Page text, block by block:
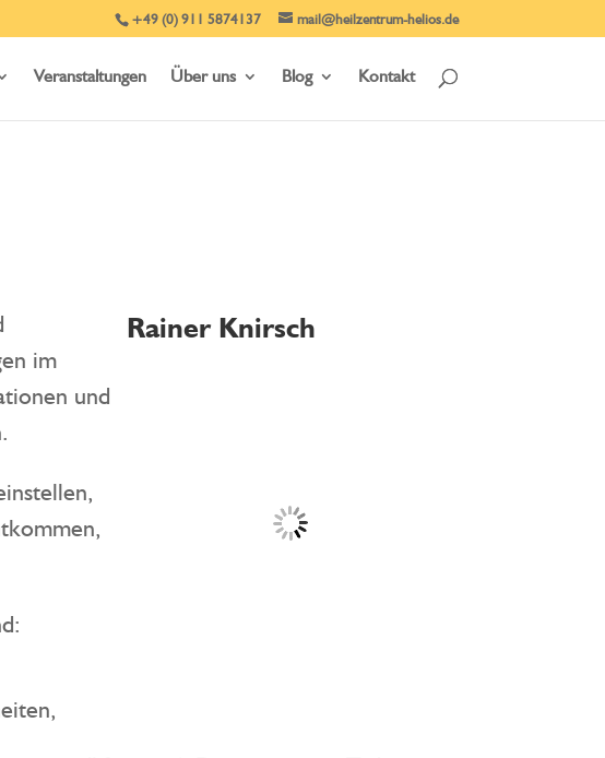
+49 (0) 911 5874137 mail@heilzentrum-helios.de
Veranstaltungen Über uns Blog Kontakt
Rainer Knirsch
im
und